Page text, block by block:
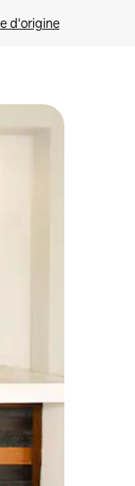
d'origine
en les faisant glisser.